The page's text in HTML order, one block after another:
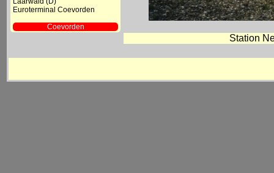
Euroterminal Coevorden
Coevorden
Station